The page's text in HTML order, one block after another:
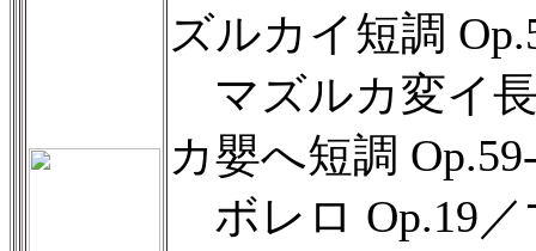
ズルカイ短調
マズルカ変イ長
カ嬰へ短調
ボレロ Op.19